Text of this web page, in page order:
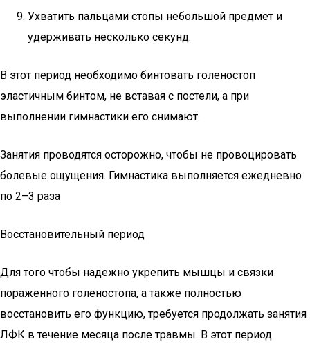
Ухватить пальцами стопы небольшой предмет и
удерживать несколько секунд.
В этот период необходимо бинтовать голеностоп
эластичным бинтом, не вставая с постели, а при
выполнении гимнастики его снимают.
Занятия проводятся осторожно, чтобы не провоцировать
болевые ощущения. Гимнастика выполняется ежедневно
по 2–3 раза
Восстановительный период
Для того чтобы надежно укрепить мышцы и связки
пораженного голеностопа, а также полностью
восстановить его функцию, требуется продолжать занятия
ЛФК в течение месяца после травмы. В этот период